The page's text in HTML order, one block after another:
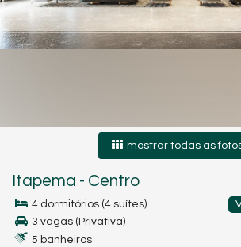
mostrar todas as
Itapema - Centro
4 dormitórios (4 suítes)
3 vagas (Privativa)
5 banheiros